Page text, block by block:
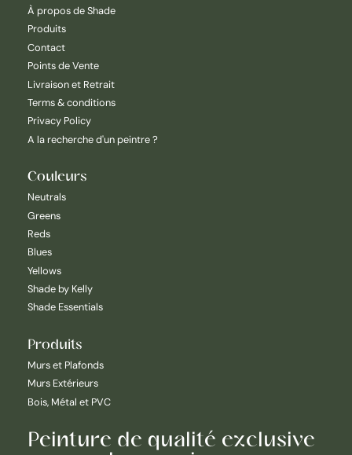
À propos de Shade
Produits
Contact
Points de Vente
Livraison et Retrait
Terms & conditions
Privacy Policy
A la recherche d'un peintre ?
Couleurs
Neutrals
Greens
Reds
Blues
Yellows
Shade by Kelly
Shade Essentials
Produits
Murs et Plafonds
Murs Extérieurs
Bois, Métal et PVC
Peinture de qualité exclusive